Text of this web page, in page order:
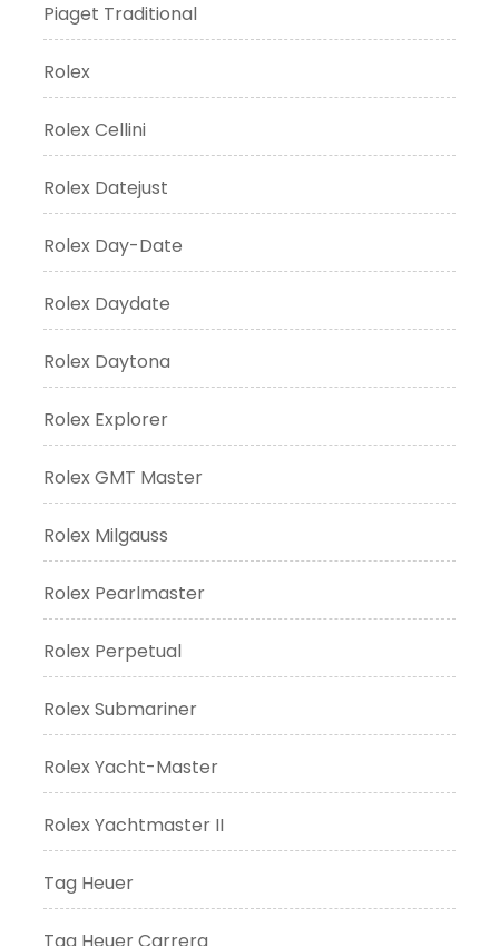
Piaget Traditional
Rolex
Rolex Cellini
Rolex Datejust
Rolex Day-Date
Rolex Daydate
Rolex Daytona
Rolex Explorer
Rolex GMT Master
Rolex Milgauss
Rolex Pearlmaster
Rolex Perpetual
Rolex Submariner
Rolex Yacht-Master
Rolex Yachtmaster II
Tag Heuer